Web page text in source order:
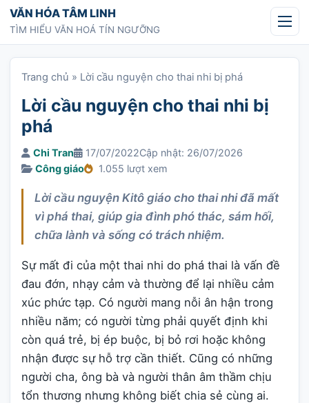
Chuyển tới nội dung
VĂN HÓA TÂM LINH
TÌM HIỂU VĂN HOÁ TÍN NGƯỠNG
Trang chủ » Lời cầu nguyện cho thai nhi bị phá
Lời cầu nguyện cho thai nhi bị
phá
Chi Tran 17/07/2022Cập nhật: 26/07/2026
Công giáo
1.055 lượt xem
Lời cầu nguyện Kitô giáo cho thai nhi đã mất
vì phá thai, giúp gia đình phó thác, sám hối,
chữa lành và sống có trách nhiệm.
Sự mất đi của một thai nhi do phá thai là vấn đề
đau đớn, nhạy cảm và thường để lại nhiều cảm
xúc phức tạp. Có người mang nỗi ân hận trong
nhiều năm; có người từng phải quyết định khi
còn quá trẻ, bị ép buộc, bị bỏ rơi hoặc không
nhận được sự hỗ trợ cần thiết. Cũng có những
người cha, ông bà và người thân âm thầm chịu
tổn thương nhưng không biết chia sẻ cùng ai.